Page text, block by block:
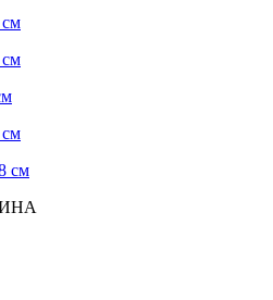
см
см